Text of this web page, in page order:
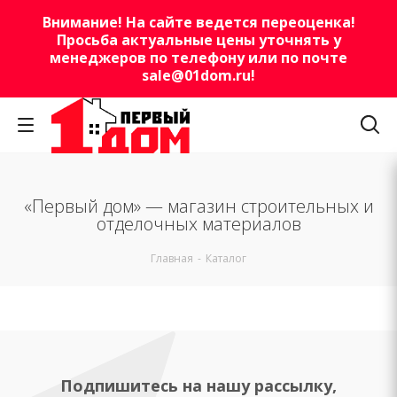
Внимание! На сайте ведется переоценка!
Просьба актуальные цены уточнять у
менеджеров по телефону или по почте
sale@01dom.ru!
«Первый дом» — магазин строительных и
отделочных материалов
Главная - Каталог
Подпишитесь на нашу рассылку,